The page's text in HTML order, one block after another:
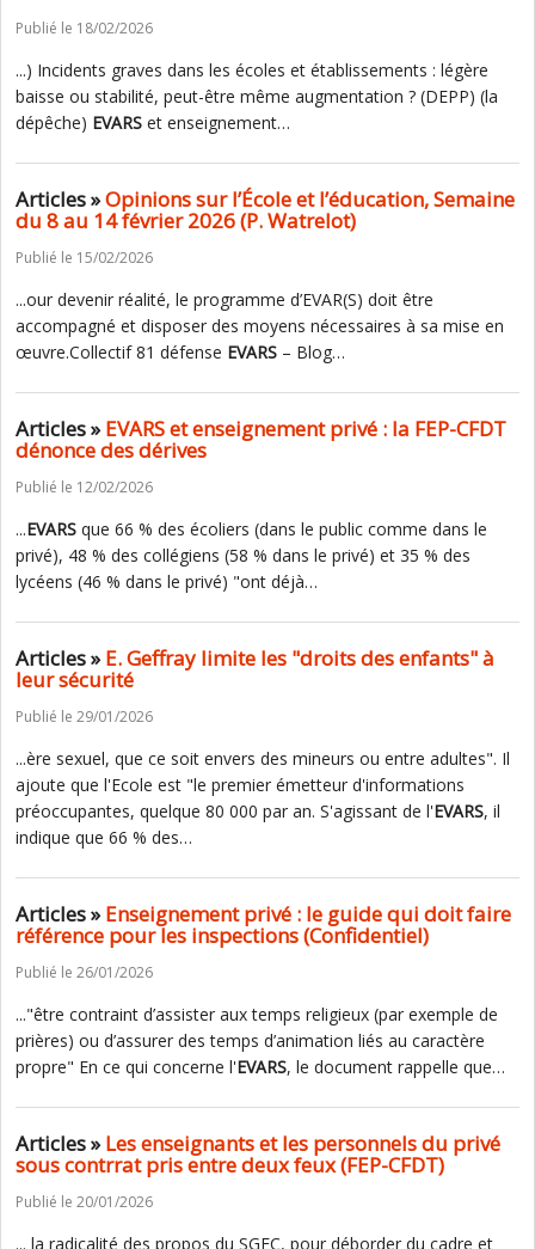
Publié le 18/02/2026
...) Incidents graves dans les écoles et établissements : légère
baisse ou stabilité, peut-être même augmentation ? (DEPP) (la
dépêche) EVARS et enseignement…
Articles »Opinions sur l’École et l’éducation, Semaine
du 8 au 14 février 2026 (P. Watrelot)
Publié le 15/02/2026
...our devenir réalité, le programme d’EVAR(S) doit être
accompagné et disposer des moyens nécessaires à sa mise en
œuvre.Collectif 81 défense EVARS – Blog…
Articles »EVARS et enseignement privé : la FEP-CFDT
dénonce des dérives
Publié le 12/02/2026
...EVARS que 66 % des écoliers (dans le public comme dans le
privé), 48 % des collégiens (58 % dans le privé) et 35 % des
lycéens (46 % dans le privé) "ont déjà…
Articles »E. Geffray limite les "droits des enfants" à
leur sécurité
Publié le 29/01/2026
...ère sexuel, que ce soit envers des mineurs ou entre adultes". Il
ajoute que l'Ecole est "le premier émetteur d'informations
préoccupantes, quelque 80 000 par an. S'agissant de l'EVARS, il
indique que 66 % des…
Articles »Enseignement privé : le guide qui doit faire
référence pour les inspections (Confidentiel)
Publié le 26/01/2026
..."être contraint d’assister aux temps religieux (par exemple de
prières) ou d’assurer des temps d’animation liés au caractère
propre" En ce qui concerne l'EVARS, le document rappelle que…
Articles »Les enseignants et les personnels du privé
sous contrrat pris entre deux feux (FEP-CFDT)
Publié le 20/01/2026
... la radicalité des propos du SGEC, pour déborder du cadre et